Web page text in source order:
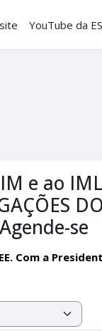
YouTube da
e ao
se
Com a